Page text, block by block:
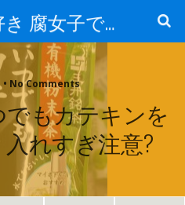
お絵かき大好き 腐女子でゲーマーのおかしな生活
• No Comments
もカテキンを
れすぎ注意?